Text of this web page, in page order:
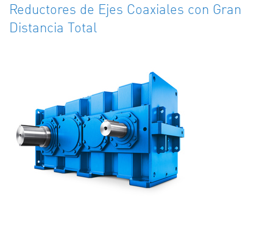
Reductores de Ejes Coaxiales con Gran
Distancia Total